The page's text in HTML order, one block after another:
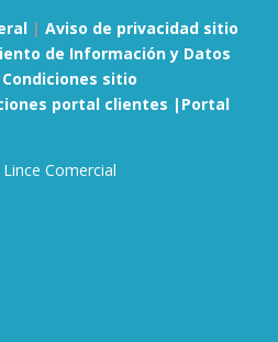
| Aviso de privacidad sitio
de Información y Datos
sitio
portal clientes | Portal
Comercial